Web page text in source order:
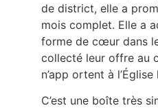
de district, elle a
mois complet. Elle a
forme de cœur dans
collecté leur offre au
n’app ortent à
C’est une boîte très